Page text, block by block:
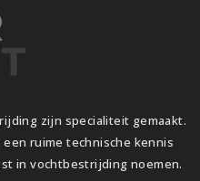
zijn specialiteit gemaakt.
ruime technische kennis
in vochtbestrijding noemen.